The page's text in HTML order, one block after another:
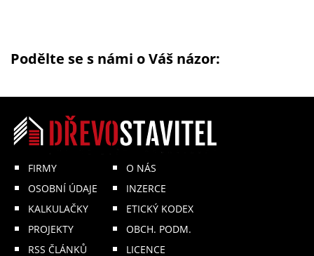
Podělte se s námi o Váš názor:
FIRMY
OSOBNÍ ÚDAJE
KALKULAČKY
PROJEKTY
RSS ČLÁNKŮ
O NÁS
INZERCE
ETICKÝ KODEX
OBCH. PODM.
LICENCE